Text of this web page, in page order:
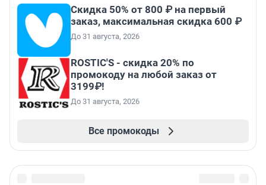
Скидка 50% от 800 ₽ на первый
заказ, максимальная скидка 600 ₽
До 31 августа, 2026
ROSTIC'S - скидка 20% по
промокоду на любой заказ от
3199₽!
До 31 августа, 2026
Все промокоды